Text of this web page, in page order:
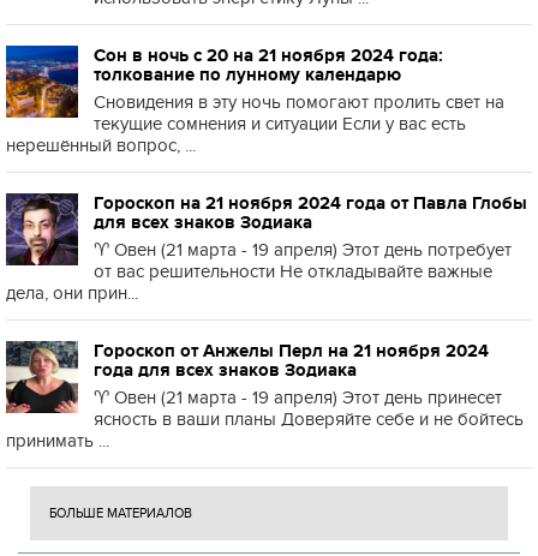
Сон в ночь с 20 на 21 ноября 2024 года:
толкование по лунному календарю
Сновидения в эту ночь помогают пролить свет на
текущие сомнения и ситуации Если у вас есть
нерешённый вопрос, ...
Гороскоп на 21 ноября 2024 года от Павла Глобы
для всех знаков Зодиака
♈️ Овен (21 марта - 19 апреля) Этот день потребует
от вас решительности Не откладывайте важные
дела, они прин...
Гороскоп от Анжелы Перл на 21 ноября 2024
года для всех знаков Зодиака
♈️ Овен (21 марта - 19 апреля) Этот день принесет
ясность в ваши планы Доверяйте себе и не бойтесь
принимать ...
БОЛЬШЕ МАТЕРИАЛОВ